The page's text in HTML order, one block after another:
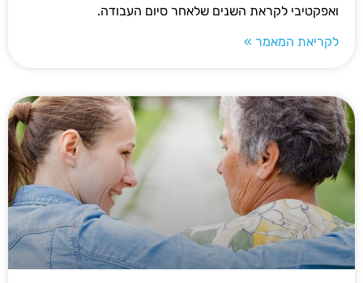
ואפקטיבי לקראת השנים שלאחר סיום העבודה.
לקריאת המאמר »